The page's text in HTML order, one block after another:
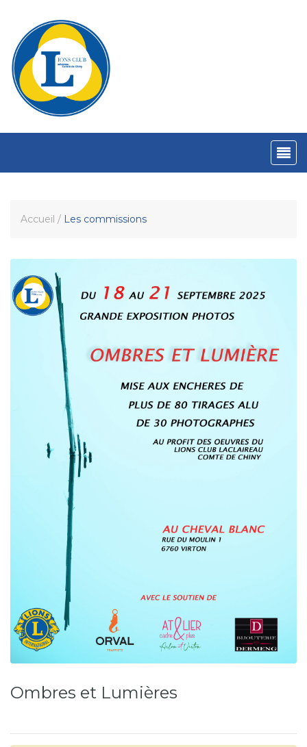
Accueil / Les commissions
Ombres et Lumières